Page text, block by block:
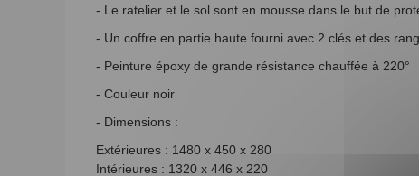
- Le ratelier et le sol sont en mousse dans le but de
- Un coffre en partie haute fourni avec 2 clés et des
- Peinture époxy de grande résistance chauffée à 220°
- Couleur noir
- Dimensions :
Extérieures : 1480 x 450 x 280
Intérieures : 1320 x 446 x 220